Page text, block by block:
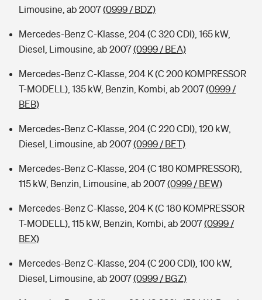
Limousine, ab 2007(0999 / BDZ)
Mercedes-Benz C-Klasse, 204 (C 320 CDI), 165 kW,
Diesel, Limousine, ab 2007(0999 / BEA)
Mercedes-Benz C-Klasse, 204 K (C 200 KOMPRESSOR
T-MODELL), 135 kW, Benzin, Kombi, ab 2007(0999 /
BEB)
Mercedes-Benz C-Klasse, 204 (C 220 CDI), 120 kW,
Diesel, Limousine, ab 2007(0999 / BET)
Mercedes-Benz C-Klasse, 204 (C 180 KOMPRESSOR),
115 kW, Benzin, Limousine, ab 2007(0999 / BEW)
Mercedes-Benz C-Klasse, 204 K (C 180 KOMPRESSOR
T-MODELL), 115 kW, Benzin, Kombi, ab 2007(0999 /
BEX)
Mercedes-Benz C-Klasse, 204 (C 200 CDI), 100 kW,
Diesel, Limousine, ab 2007(0999 / BGZ)